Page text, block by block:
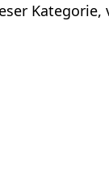
Kategorie,